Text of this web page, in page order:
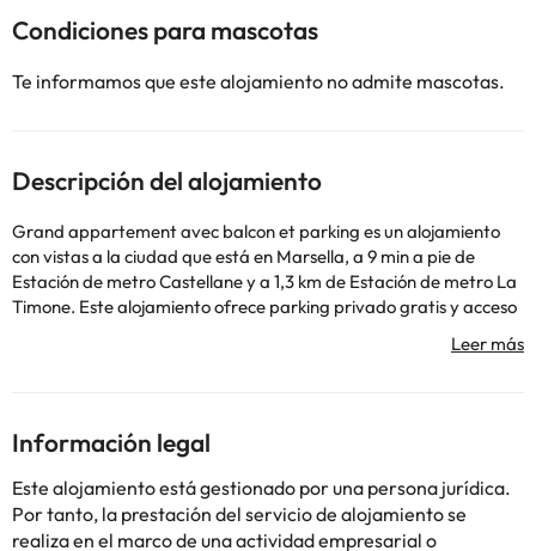
Condiciones para mascotas
Te informamos que este alojamiento no admite mascotas.
Descripción del alojamiento
Grand appartement avec balcon et parking es un alojamiento
con vistas a la ciudad que está en Marsella, a 9 min a pie de
Estación de metro Castellane y a 1,3 km de Estación de metro La
Timone. Este alojamiento ofrece parking privado gratis y acceso
1 dormitorio, una sala de estar, una cocina totalmente equipada
del alojamiento hay puntos de interés como Estación de metro
Rond-Point du Prado, Calle de Saint-Ferreol y Parc Chanot de
Marsella. El aeropuerto (Aeropuerto de Marsella - Provenza)
está a 24 km.
Es necesario realizar el pago antes de la llegada a través de
Información legal
Este alojamiento está gestionado por una persona jurídica.
Por tanto, la prestación del servicio de alojamiento se
realiza en el marco de una actividad empresarial o